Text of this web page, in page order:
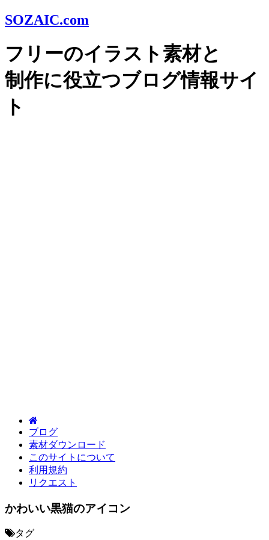
SOZAIC.com
フリーのイラスト素材と
制作に役立つブログ情報サイ
ト
ブログ
素材ダウンロード
このサイトについて
利用規約
リクエスト
かわいい黒猫のアイコン
タグ